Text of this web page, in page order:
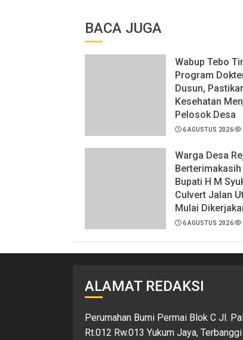
BACA JUGA
Wabup Tebo
Program
Dusun,
Kesehatan
Pelosok Desa
6 AGUSTUS 2026
Warga Desa
Bupati H M
Culvert Jalan
Mulai
6 AGUSTUS 2026
ALAMAT REDAKSI
Perumahan Bumi Permai Blok C Jl.
Rt.012 Rw.013 Yukum Jaya,